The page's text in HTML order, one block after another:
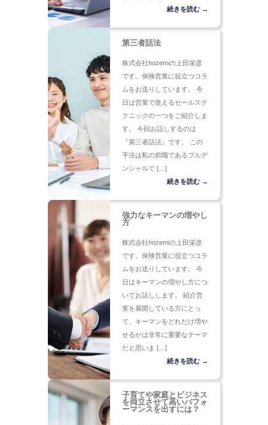
続きを読む →
第三者話法
株式会社hozemiの上田栄彦
です。保険営業に役立つコラ
ムをお送りしています。 今
日は営業で使えるセールステ
クニックの一つをご紹介しま
す。 今回お話しするのは
『第三者話法』です。 この
手法は私の前職であるプルデ
ンシャルで […]
続きを読む →
強力なキーマンの増やし
方
株式会社hozemiの上田栄彦
です。保険営業に役立つコラ
ムをお送りしています。 今
日はキーマンの増やし方につ
いてお話しします。 紹介営
業を展開している方にとっ
て、キーマンをどれだけ増や
せるかは非常に重要なテーマ
だと思いま […]
続きを読む →
子育てや家庭とビジネス
を両立させて高いパフォ
ーマンスを出すには？